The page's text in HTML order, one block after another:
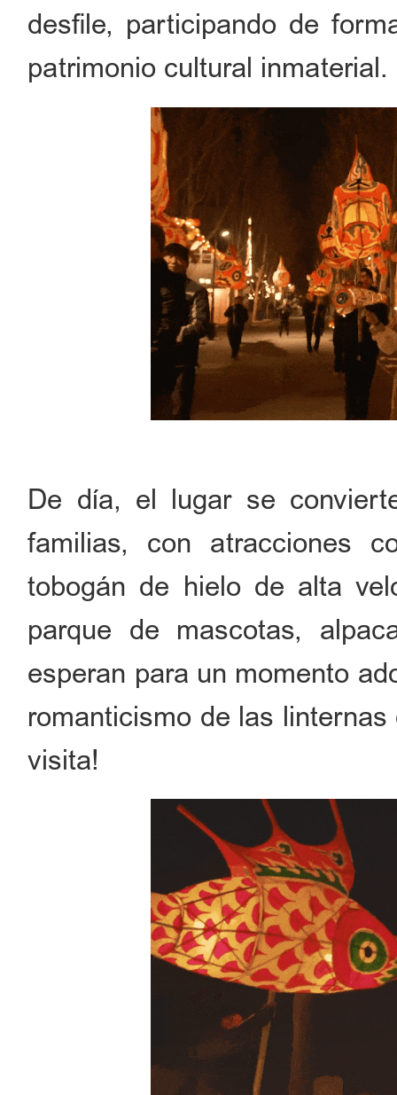
desfile, participando de
patrimonio cultural inmaterial.
De día, el lugar se
familias, con atracciones
tobogán de hielo de alta
parque de mascotas,
esperan para un momento
romanticismo de las
visita!